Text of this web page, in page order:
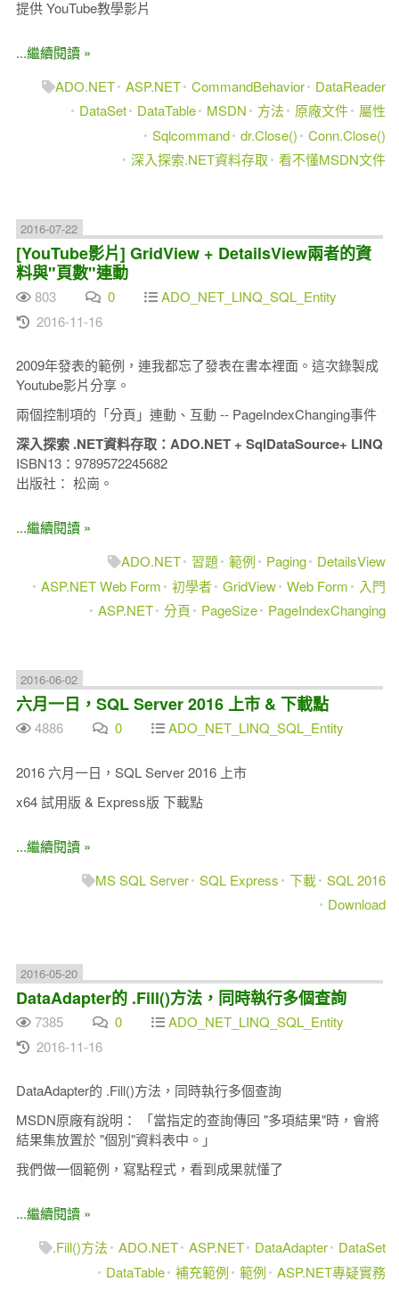
提供 YouTube教學影片
...繼續閱讀 »
ADO.NET ASP.NET CommandBehavior
DataReader
DataSet
DataTable MSDN 方法 原廠文件
屬性
Sqlcommand dr.Close()
Conn.Close()
深入探索.NET資料存取
看不懂MSDN文件
2016-07-22
[YouTube影片] GridView + DetailsView兩者的資
料與"頁數"連動
803 0
ADO_NET_LINQ_SQL_Entity
2016-11-16
2009年發表的範例，連我都忘了發表在書本裡面。這次錄製成
Youtube影片分享。
兩個控制項的「分頁」連動、互動 -- PageIndexChanging事件
深入探索 .NET資料存取：ADO.NET + SqlDataSource+ LINQ
ISBN13：9789572245682
出版社： 松崗。
...繼續閱讀 »
ADO.NET
習題 範例 Paging
DetailsView
ASP.NET Web Form
初學者 GridView Web Form
入門
ASP.NET 分頁 PageSize PageIndexChanging
2016-06-02
六月一日，SQL Server 2016 上市 & 下載點
4886 0 ADO_NET_LINQ_SQL_Entity
2016 六月一日，SQL Server 2016 上市
x64 試用版 & Express版 下載點
...繼續閱讀 »
MS SQL Server SQL Express 下載 SQL 2016
Download
2016-05-20
DataAdapter的 .Fill()方法，同時執行多個查詢
7385 0
ADO_NET_LINQ_SQL_Entity
2016-11-16
DataAdapter的 .Fill()方法，同時執行多個查詢
MSDN原廠有說明： 「當指定的查詢傳回 "多項結果"時，會將
結果集放置於 "個別"資料表中。」
我們做一個範例，寫點程式，看到成果就懂了
...繼續閱讀 »
.Fill()方法
ADO.NET ASP.NET DataAdapter
DataSet
DataTable 補充範例 範例 ASP.NET專疑實務